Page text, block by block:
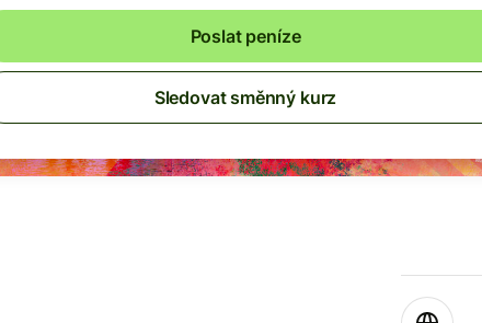
Poslat peníze
Sledovat směnný kurz